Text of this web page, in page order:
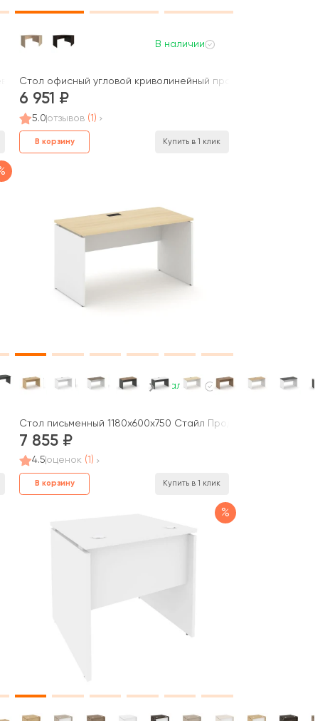
1400x1200x750 Нова С / Nova S
В наличии
Стол офисный угловой криволинейный правый
6 951
5.0отзывов (1)
В корзину Купить в 1 клик
В наличии
Стол письменный 1180x600x750 Стайл Проджект / Style
7 855
4.5 оценок (1)
В корзину Купить в 1 клик
%